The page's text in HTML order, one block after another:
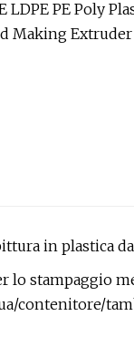
in plastica
lo stampaggio
contenitore/